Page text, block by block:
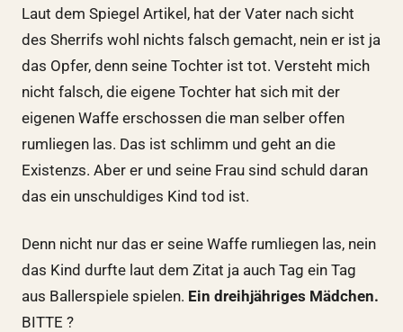
Laut dem Spiegel Artikel, hat der Vater nach sicht
des Sherrifs wohl nichts falsch gemacht, nein er ist ja
das Opfer, denn seine Tochter ist tot. Versteht mich
nicht falsch, die eigene Tochter hat sich mit der
eigenen Waffe erschossen die man selber offen
rumliegen las. Das ist schlimm und geht an die
Existenzs. Aber er und seine Frau sind schuld daran
das ein unschuldiges Kind tod ist.
Denn nicht nur das er seine Waffe rumliegen las, nein
das Kind durfte laut dem Zitat ja auch Tag ein Tag
aus Ballerspiele spielen. Ein dreihjähriges Mädchen.
BITTE ?